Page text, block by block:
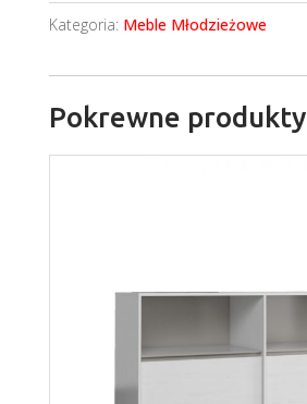
Kategoria: Meble Młodzieżowe
Pokrewne produkty